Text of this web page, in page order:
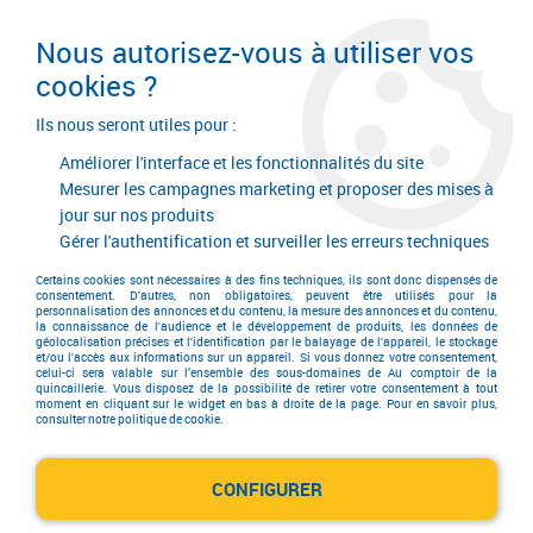
95€ d'achat sur le site* Paiement en 4x
avec Paypal
Accueil> Equipements d'atelier et de chantier
Raccord rapide >Raccords rapides de sécurité ISI 06>Distributeur fixe à
Nous autorisez-vous à utiliser vos
cookies ?
Ils nous seront utiles pour :
Améliorer l'interface et les fonctionnalités du site
Mesurer les campagnes marketing et proposer des mises à
jour sur nos produits
Gérer l'authentification et surveiller les erreurs techniques
Certains cookies sont nécessaires à des fins techniques, ils sont donc dispensés de
consentement. D'autres, non obligatoires, peuvent être utilisés pour la
personnalisation des annonces et du contenu, la mesure des annonces et du contenu,
la connaissance de l'audience et le développement de produits, les données de
géolocalisation précises et l'identification par le balayage de l'appareil, le stockage
et/ou l'accès aux informations sur un appareil. Si vous donnez votre consentement,
celui-ci sera valable sur l’ensemble des sous-domaines de Au comptoir de la
quincaillerie. Vous disposez de la possibilité de retirer votre consentement à tout
moment en cliquant sur le widget en bas à droite de la page. Pour en savoir plus,
consulter notre politique de cookie.
CONFIGURER